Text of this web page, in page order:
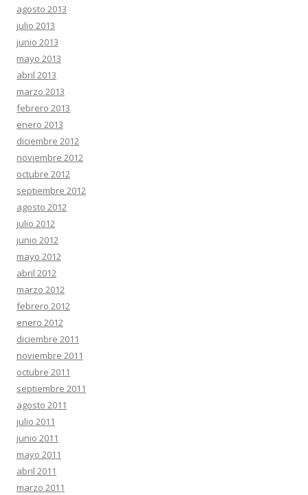
agosto 2013
julio 2013
junio 2013
mayo 2013
abril 2013
marzo 2013
febrero 2013
enero 2013
diciembre 2012
noviembre 2012
octubre 2012
septiembre 2012
agosto 2012
julio 2012
junio 2012
mayo 2012
abril 2012
marzo 2012
febrero 2012
enero 2012
diciembre 2011
noviembre 2011
octubre 2011
septiembre 2011
agosto 2011
julio 2011
junio 2011
mayo 2011
abril 2011
marzo 2011